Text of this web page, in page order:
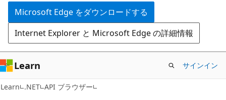
ツ
に
ス
キ
ッ
プ
ー
シ
ョ
ン
に
ス
キ
Microsoft Edge をダウンロードする
Internet Explorer と Microsoft Edge の詳細情報
Learn サインイン
Learn .NET API ブラウザー